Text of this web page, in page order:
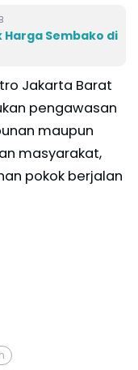
Harga Sembako di
Jakarta Barat
pengawasan
maupun
masyarakat,
pokok berjalan